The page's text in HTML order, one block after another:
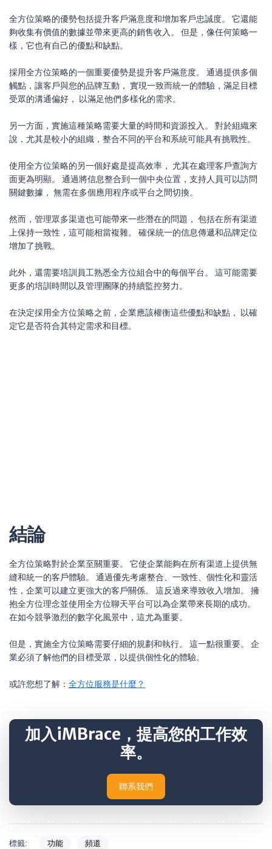
全方位策略的優勢包括提升客戶滿意度和增加客戶忠誠度。 它還能
夠收集有價值的數據並帶來更高的銷售收入。 但是，像任何策略一
樣，它也有自己的優點和缺點。
採用全方位策略的一個重要優勢是提升客戶滿意度。 通過提供多個
觸點，讓客戶與您的品牌互動， 實現一致而統一的體驗，滿足目標
受眾的溝通偏好， 以滿足他們多樣化的需求。
另一方面，實施這種策略需要大量的時間和資源投入。 對於組織來
說，尤其是較小的組織，整合不同的平台和系統可能具有挑戰性。
使用全方位策略的另一個好處是提高效率， 尤其在處理客戶查詢方
面更為明顯。 通過將信息整合到一個中央位置，支持人員可以訪問
關鍵數據， 無需在多個應用程序或平台之間切換。
然而，管理眾多渠道也可能帶來一些潛在的問題， 包括在所有渠道
上保持一致性，這可能相當複雜。 確保統一的信息傳遞和品牌定位
增加了挑戰。
此外，還需要培訓員工熟悉全方位組合中的每個平台。 這可能需要
更多的培訓時間以及管理團隊的持續監控努力。
在決定採用全方位策略之前，企業應該權衡這些優點和缺點， 以確
定它是否符合其特定需求和目標。
結論
全方位策略對於企業至關重要。 它使企業能夠在所有渠道上提供無
縫和統一的客戶體驗。 通過優先考慮整合、一致性、個性化和靈活
性，企業可以建立更強大的客戶關係。 這反過來導致收入增加。 擁
抱全方位理念並使用全方位聊天平台可以為企業帶來長期的成功。
在如今競爭激烈的數字化風景中，這尤為重要。
但是，實施全方位策略需要仔細的規劃和執行。 這一點很重要。 企
業必須了解他們的目標受眾，以提供個性化的體驗。
或許您想了解： 全方位服務是什麼？
加入iMBrace，提高您的工作效
率。
聯系我們
標籤: 功能 頻道